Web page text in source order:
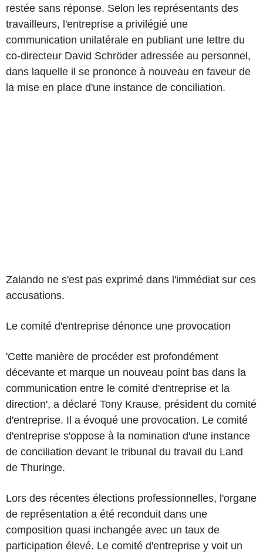
restée sans réponse. Selon les représentants des
travailleurs, l'entreprise a privilégié une
communication unilatérale en publiant une lettre du
co-directeur David Schröder adressée au personnel,
dans laquelle il se prononce à nouveau en faveur de
la mise en place d'une instance de conciliation.
Zalando ne s'est pas exprimé dans l'immédiat sur ces
accusations.
Le comité d'entreprise dénonce une provocation
'Cette manière de procéder est profondément
décevante et marque un nouveau point bas dans la
communication entre le comité d'entreprise et la
direction', a déclaré Tony Krause, président du comité
d'entreprise. Il a évoqué une provocation. Le comité
d'entreprise s'oppose à la nomination d'une instance
de conciliation devant le tribunal du travail du Land
de Thuringe.
Lors des récentes élections professionnelles, l'organe
de représentation a été reconduit dans une
composition quasi inchangée avec un taux de
participation élevé. Le comité d'entreprise y voit un